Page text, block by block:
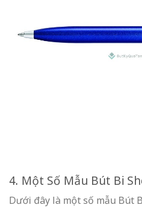
4. Một Số Mẫu Bút Bi
Dưới đây là một số mẫu Bút